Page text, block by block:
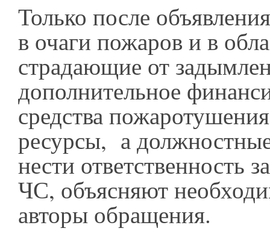
Только после
в очаги пожаров и в
страдающие от
дополнительное
средства
ресурсы, а
нести ответственность
ЧС, объясняют
авторы обращения.